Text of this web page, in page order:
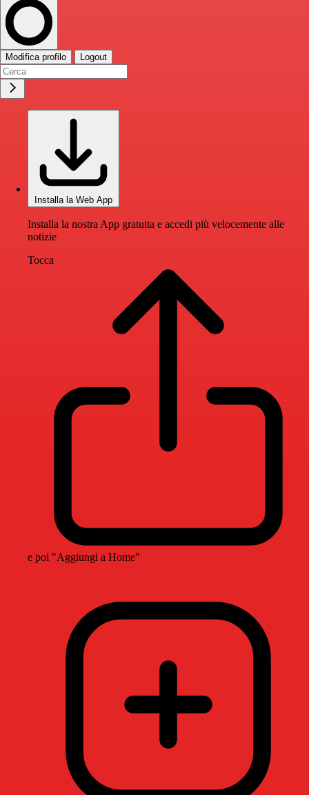
Modifica profilo Logout
Installa la Web App
Installa la nostra App gratuita e accedi più velocemente alle
notizie
Tocca
e poi "Aggiungi a Home"